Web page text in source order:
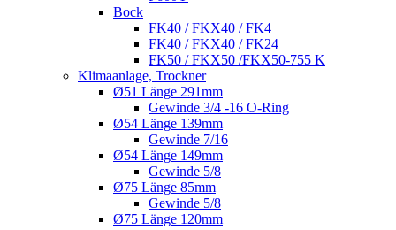
Bock
FK40 / FKX40 / FK4
FK40 / FKX40 / FK24
FK50 / FKX50 /FKX50-755 K
Klimaanlage, Trockner
Ø51 Länge 291mm
Gewinde 3/4 -16 O-Ring
Ø54 Länge 139mm
Gewinde 7/16
Ø54 Länge 149mm
Gewinde 5/8
Ø75 Länge 85mm
Gewinde 5/8
Ø75 Länge 120mm